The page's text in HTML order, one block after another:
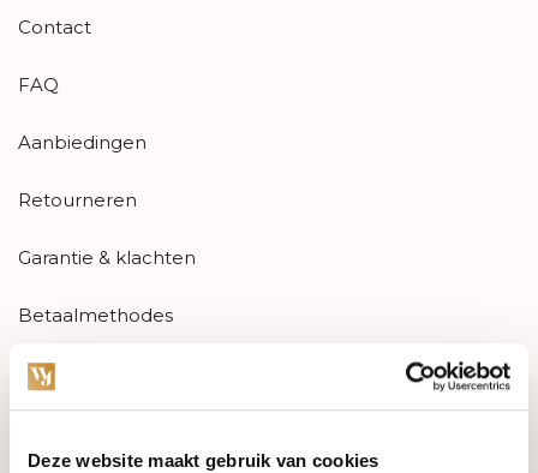
Deze website maakt gebruik van cookies
Contact
FAQ
Aanbiedingen
Retourneren
Garantie & klachten
Betaalmethodes
Sitemap
Categorieën